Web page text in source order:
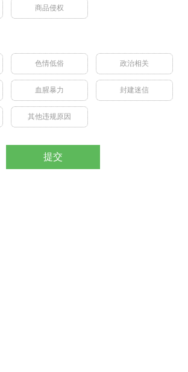
商品侵权
色情低俗 政治相关
血腥暴力 封建迷信
其他违规原因
提交